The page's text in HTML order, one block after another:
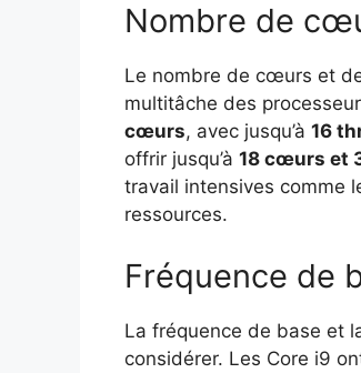
Nombre de
Le nombre de cœurs et
multitâche des
cœurs, avec jusqu’à 16
offrir jusqu’à 18 cœurs et
travail intensives comme
ressources.
Fréquence de
La fréquence de base et
considérer. Les Core i9